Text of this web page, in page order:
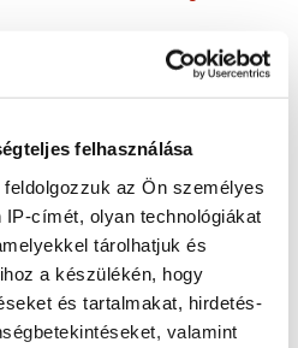
felhasználása
feldolgozzuk az Ön személyes
címét, olyan technológiákat
tárolhatjuk és
a készülékén, hogy
és tartalmakat, hirdetés-
valamint
Kiadó lakás Mártonhegy
Kiadó téglalakás
Németvölgy
Kiadó lakás Németvölgy